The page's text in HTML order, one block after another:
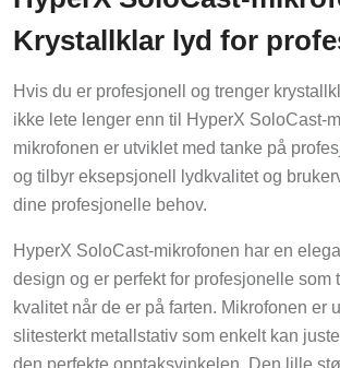
Krystallklar lyd for
Hvis du er profesjonell og trenger
ikke lete lenger enn til HyperX SoloCast-
mikrofonen er utviklet med tanke på
og tilbyr eksepsjonell lydkvalitet og
dine profesjonelle behov.
HyperX SoloCast-mikrofonen har en
design og er perfekt for profesjonelle som
kvalitet når de er på farten. Mikrofonen er
slitesterkt metallstativ som enkelt kan
den perfekte opptaksvinkelen. Den lille